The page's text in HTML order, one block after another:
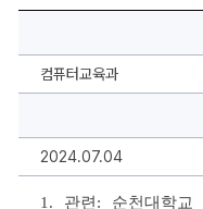
도
기
수
컴퓨터교육과
2024.07.04
1. 관련 : 순천대학교